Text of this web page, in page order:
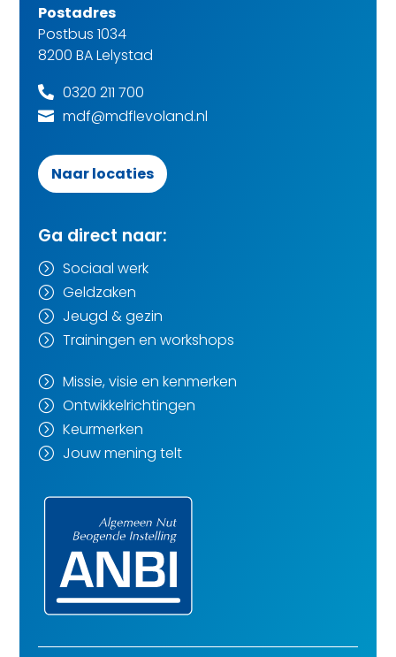
Postadres
Postbus 1034
8200 BA Lelystad
 0320 211 700
 mdf@mdflevoland.nl
Naar locaties
Ga direct naar:
= Sociaal werk
= Geldzaken
= Jeugd & gezin
= Trainingen en workshops
= Missie, visie en kenmerken
= Ontwikkelrichtingen
= Keurmerken
= Jouw mening telt